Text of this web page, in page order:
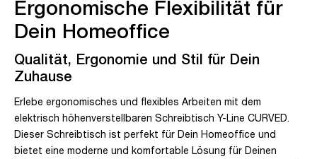
Ergonomische Flexibilität für
Dein Homeoffice
Qualität, Ergonomie und Stil für Dein
Zuhause
Erlebe ergonomisches und flexibles Arbeiten mit dem
elektrisch höhenverstellbaren Schreibtisch Y-Line CURVED.
Dieser Schreibtisch ist perfekt für Dein Homeoffice und
bietet eine moderne und komfortable Lösung für Deinen